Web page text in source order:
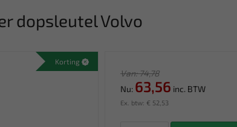
dopsleutel Volvo
Korting
Van: 74,78
Nu: 63,56 inc. BTW
Ex. btw: € 52,53